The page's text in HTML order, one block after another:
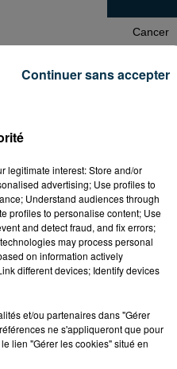
dernier
été
dévasté.
Cancer
Capricorne
legitimate interest: Store and/or
advertising; Use profiles to
Understand audiences through
profiles to personalise content; Use
and detect fraud, and fix errors;
may process personal
on information actively
different devices; Identify devices
et/ou partenaires dans "Gérer
ne s'appliqueront que pour
lien "Gérer les cookies" situé en
Continuer sans accepter